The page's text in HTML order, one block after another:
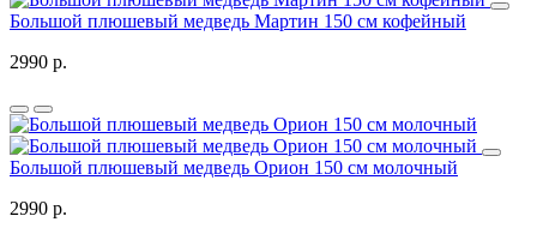
Большой плюшевый медведь Мартин 150 см кофейный
2990 р.
Большой плюшевый медведь Орион 150 см молочный
2990 р.